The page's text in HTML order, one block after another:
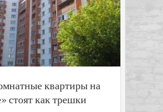
квартиры на
стоят как трешки